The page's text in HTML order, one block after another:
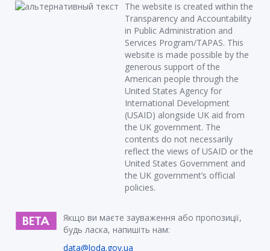
The website is created within the
Transparency and Accountability
in Public Administration and
Services Program/TAPAS. This
website is made possible by the
generous support of the
American people through the
United States Agency for
International Development
(USAID) alongside UK aid from
the UK government. The
contents do not necessarily
reflect the views of USAID or the
United States Government and
the UK government’s official
policies.
Якщо ви маєте зауваження або пропозиції,
будь ласка, напишіть нам:
data@loda.gov.ua